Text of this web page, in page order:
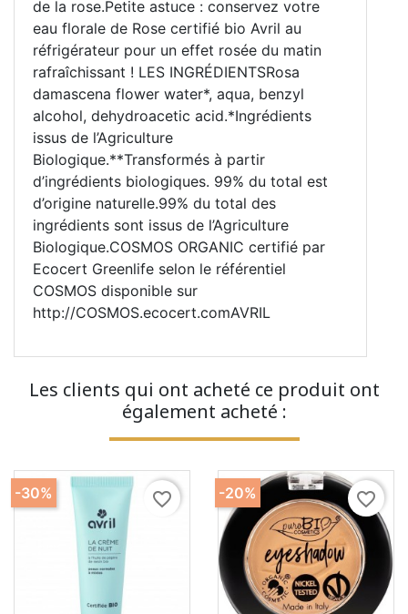
de la rose.Petite astuce : conservez votre
eau florale de Rose certifié bio Avril au
réfrigérateur pour un effet rosée du matin
rafraîchissant ! LES INGRÉDIENTSRosa
damascena flower water*, aqua, benzyl
alcohol, dehydroacetic acid.*Ingrédients
issus de l’Agriculture
Biologique.**Transformés à partir
d’ingrédients biologiques. 99% du total est
d’origine naturelle.99% du total des
ingrédients sont issus de l’Agriculture
Biologique.COSMOS ORGANIC certifié par
Ecocert Greenlife selon le référentiel
COSMOS disponible sur
http://COSMOS.ecocert.comAVRIL
Les clients qui ont acheté ce produit ont
également acheté :
favorite_border
-30% favorite_border
-20%